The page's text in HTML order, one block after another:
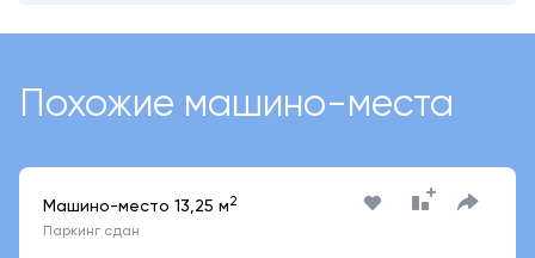
Похожие машино-места
Машино-место 13,25 м2
Паркинг сдан